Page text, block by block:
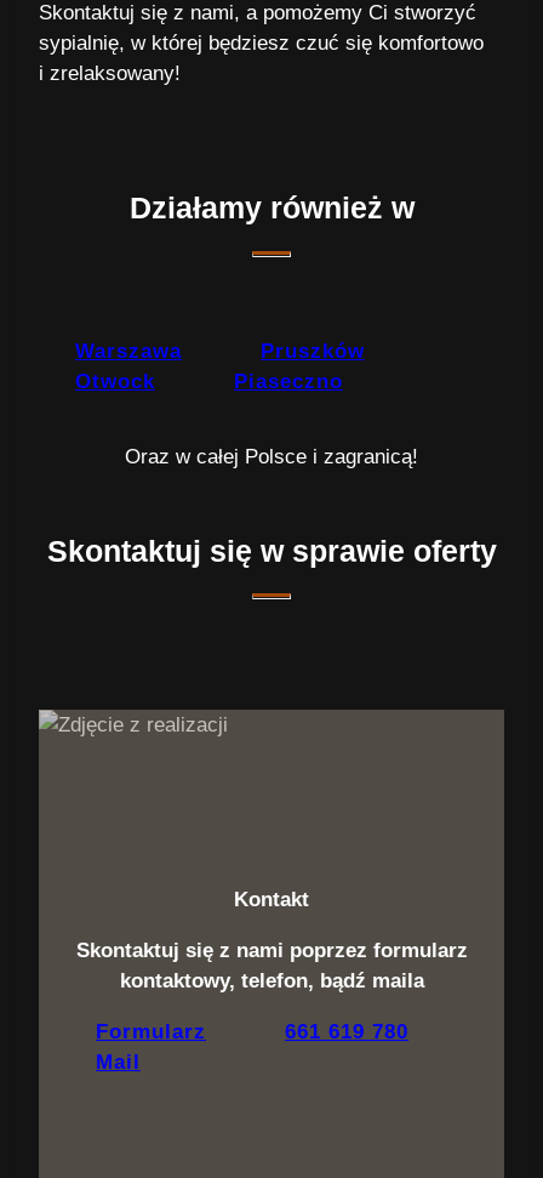
Skontaktuj się z nami, a pomożemy Ci stworzyć
sypialnię, w której będziesz czuć się komfortowo
i zrelaksowany!
Działamy również w
Warszawa
Pruszków
Otwock
Piaseczno
Oraz w całej Polsce i zagranicą!
Skontaktuj się w sprawie oferty
Kontakt
Skontaktuj się z nami poprzez formularz
kontaktowy, telefon, bądź maila
Formularz
661 619 780
Mail